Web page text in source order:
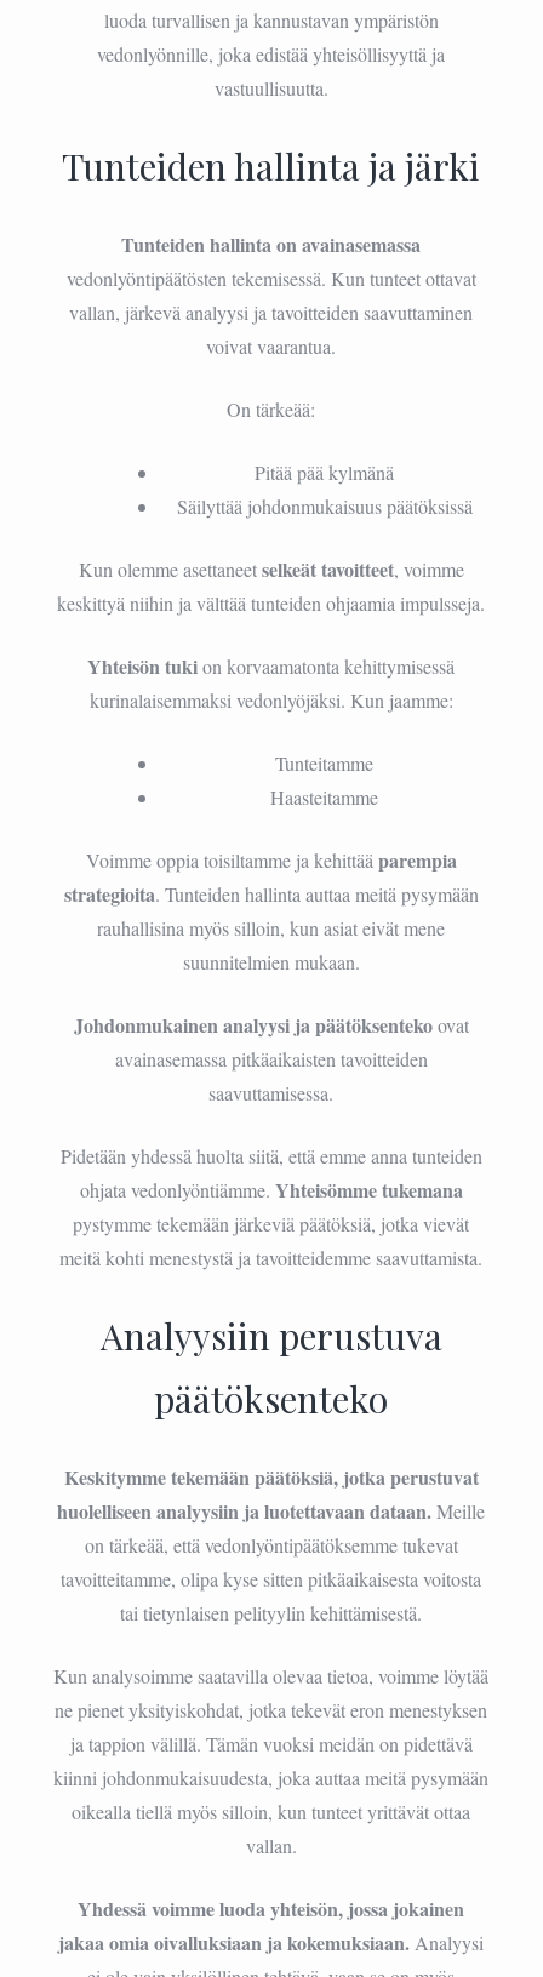
luoda turvallisen ja kannustavan ympäristön
vedonlyönnille, joka edistää yhteisöllisyyttä ja
vastuullisuutta.
Tunteiden hallinta ja järki
Tunteiden hallinta on avainasemassa
vedonlyöntipäätösten tekemisessä. Kun tunteet ottavat
vallan, järkevä analyysi ja tavoitteiden saavuttaminen
voivat vaarantua.
On tärkeää:
Pitää pää kylmänä
Säilyttää johdonmukaisuus päätöksissä
Kun olemme asettaneetselkeät tavoitteet, voimme
keskittyä niihin ja välttää tunteiden ohjaamia impulsseja.
Yhteisön tukion korvaamatonta kehittymisessä
kurinalaisemmaksi vedonlyöjäksi. Kun jaamme:
Tunteitamme
Haasteitamme
Voimme oppia toisiltamme ja kehittää parempia
strategioita. Tunteiden hallinta auttaa meitä pysymään
rauhallisina myös silloin, kun asiat eivät mene
suunnitelmien mukaan.
Johdonmukainen analyysi ja päätöksentekoovat
avainasemassa pitkäaikaisten tavoitteiden
saavuttamisessa.
Pidetään yhdessä huolta siitä, että emme anna tunteiden
ohjata vedonlyöntiämme. Yhteisömme tukemana
pystymme tekemään järkeviä päätöksiä, jotka vievät
meitä kohti menestystä ja tavoitteidemme saavuttamista.
Analyysiin perustuva
päätöksenteko
Keskitymme tekemään päätöksiä, jotka perustuvat
huolelliseen analyysiin ja luotettavaan dataan.Meille
on tärkeää, että vedonlyöntipäätöksemme tukevat
tavoitteitamme, olipa kyse sitten pitkäaikaisesta voitosta
tai tietynlaisen pelityylin kehittämisestä.
Kun analysoimme saatavilla olevaa tietoa, voimme löytää
ne pienet yksityiskohdat, jotka tekevät eron menestyksen
ja tappion välillä. Tämän vuoksi meidän on pidettävä
kiinni johdonmukaisuudesta, joka auttaa meitä pysymään
oikealla tiellä myös silloin, kun tunteet yrittävät ottaa
vallan.
Yhdessä voimme luoda yhteisön, jossa jokainen
jakaa omia oivalluksiaan ja kokemuksiaan. Analyysi